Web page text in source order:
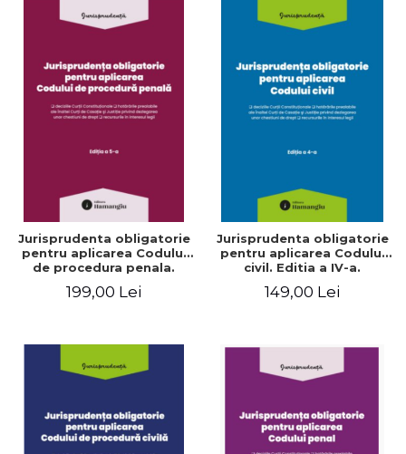
Jurisprudenta obligatorie
pentru aplicarea Codului
de procedura penala.
martie 2026
199,00 Lei
Jurisprudenta obligatorie
pentru aplicarea Codului
civil. Editia a IV-a.
149,00 Lei